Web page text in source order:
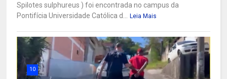
Spilotes sulphureus ) foi encontrada no campus da
Pontifícia Universidade Católica d...
Leia Mais
10